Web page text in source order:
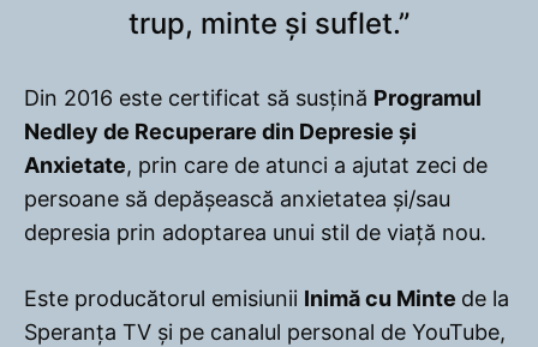
trup, minte și suflet.”
Din 2016 este certificat să susțină Programul
Nedley de Recuperare din Depresie și
Anxietate, prin care de atunci a ajutat zeci de
persoane să depășească anxietatea și/sau
depresia prin adoptarea unui stil de viață nou.
Este producătorul emisiunii Inimă cu Minte de la
Speranța TV și pe canalul personal de YouTube,